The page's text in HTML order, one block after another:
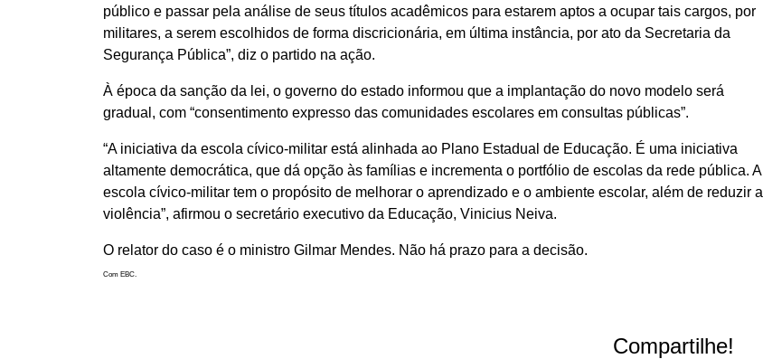
público e passar pela análise de seus títulos acadêmicos para estarem aptos a ocupar tais cargos, por
militares, a serem escolhidos de forma discricionária, em última instância, por ato da Secretaria da
Segurança Pública”, diz o partido na ação.
À época da sanção da lei, o governo do estado informou que a implantação do novo modelo será
gradual, com “consentimento expresso das comunidades escolares em consultas públicas”.
“A iniciativa da escola cívico-militar está alinhada ao Plano Estadual de Educação. É uma iniciativa
altamente democrática, que dá opção às famílias e incrementa o portfólio de escolas da rede pública. A
escola cívico-militar tem o propósito de melhorar o aprendizado e o ambiente escolar, além de reduzir a
violência”, afirmou o secretário executivo da Educação, Vinicius Neiva.
O relator do caso é o ministro Gilmar Mendes. Não há prazo para a decisão.
Com EBC.
Compartilhe!